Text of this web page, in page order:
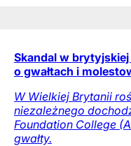
Skandal w
o gwałtach i
W Wielkiej Brytanii
niezależnego
Foundation College
gwałty.